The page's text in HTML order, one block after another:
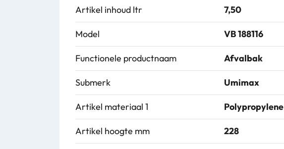
Artikel inhoud ltr 7,50
Model VB 188116
Functionele productnaam Afvalbak
Submerk Umimax
Artikel materiaal 1 Polypropylene
Artikel hoogte mm 228